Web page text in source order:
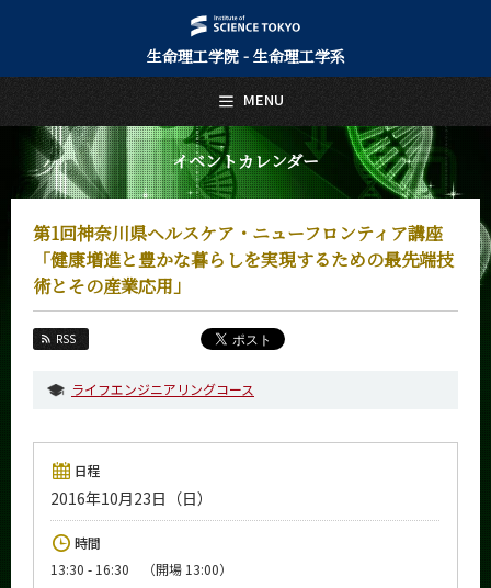
生命理工学院 - 生命理工学系
イベントカレンダー
第1回神奈川県ヘルスケア・ニューフロンティア講座
「健康増進と豊かな暮らしを実現するための最先端技
術とその産業応用」
RSS
ライフエンジニアリングコース
日程
2016年10月23日（日）
時間
13:30 - 16:30 （開場 13:00）
MENU
日本語 English
トップページ
Top Page
生命理工学系について
About Us
教育
Education
教員・研究室
Future
Admissions
生命理工学系 News
News
イベントカレンダー
Event Calendar